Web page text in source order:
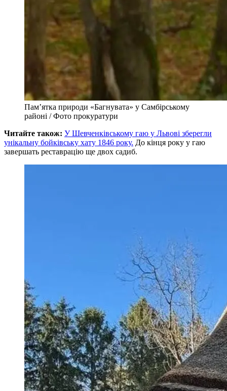
Пам’ятка природи «Багнувата» у Самбірському
районі / Фото прокуратури
Читайте також: У Шевченківському гаю у Львові зберегли
унікальну бойківську хату 1846 року. До кінця року у гаю
завершать реставрацію ще двох садиб.